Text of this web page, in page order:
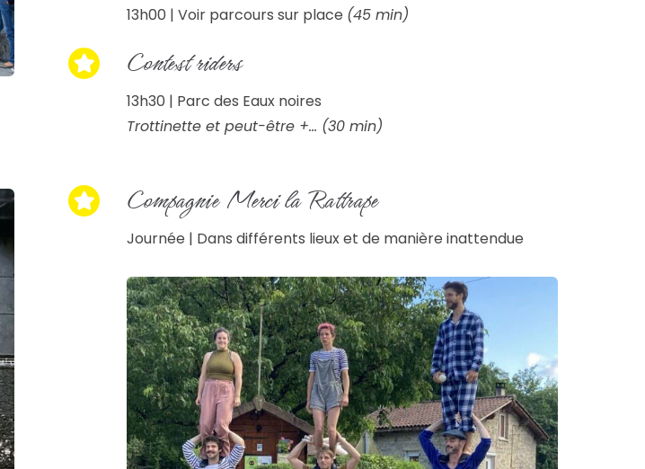
13h00 | Voir parcours sur place (45 min)
Contest riders
13h30 | Parc des Eaux noires
Trottinette et peut-être +... (30 min)
Compagnie Merci la Rattrape
Journée | Dans différents lieux et de manière inattendue